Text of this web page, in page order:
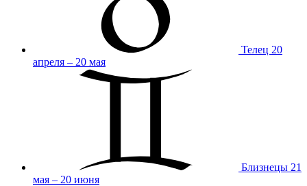
Телец 20
апреля – 20 мая
Близнецы 21
мая – 20 июня